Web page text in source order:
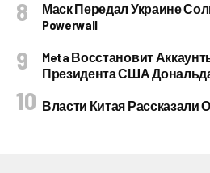
Маск Передал Украине
Powerwall
Meta Восстановит
Президента США
Власти Китая Рассказали